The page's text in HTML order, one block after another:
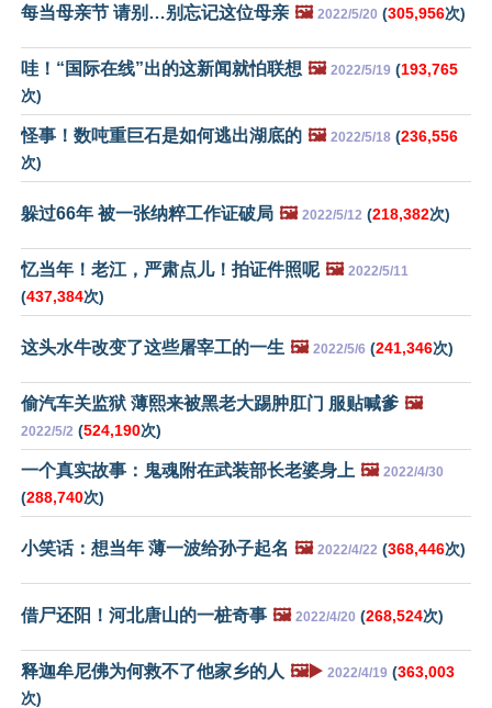
每当母亲节 请别…别忘记这位母亲 🖼️ 2022/5/20 (305,956次)
哇！“国际在线”出的这新闻就怕联想 🖼️ 2022/5/19 (193,765
次)
怪事！数吨重巨石是如何逃出湖底的 🖼️ 2022/5/18 (236,556
次)
躲过66年 被一张纳粹工作证破局 🖼️ 2022/5/12 (218,382次)
忆当年！老江，严肃点儿！拍证件照呢 🖼️ 2022/5/11
(437,384次)
这头水牛改变了这些屠宰工的一生 🖼️ 2022/5/6 (241,346次)
偷汽车关监狱 薄熙来被黑老大踢肿肛门 服贴喊爹 🖼️
2022/5/2 (524,190次)
一个真实故事：鬼魂附在武装部长老婆身上 🖼️ 2022/4/30
(288,740次)
小笑话：想当年 薄一波给孙子起名 🖼️ 2022/4/22 (368,446次)
借尸还阳！河北唐山的一桩奇事 🖼️ 2022/4/20 (268,524次)
释迦牟尼佛为何救不了他家乡的人 🖼️▶️ 2022/4/19 (363,003
次)